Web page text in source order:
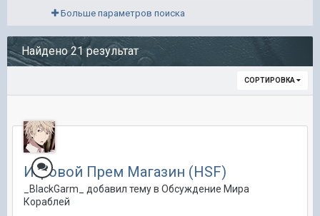
Больше параметров поиска
Найдено 21 результат
СОРТИРОВКА
Игровой Прем Магазин (HSF)
_BlackGarm_ добавил тему в Обсуждение Мира
Кораблей